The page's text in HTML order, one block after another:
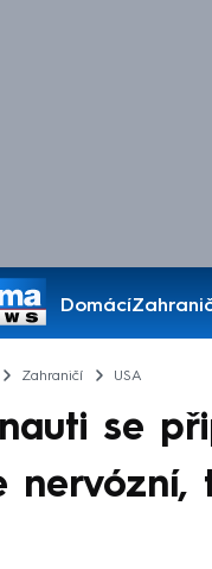
Domácí
Pořady
Zahraničí USA
se